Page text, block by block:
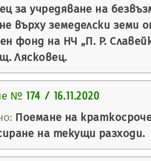
за учредяване на
върху земеделски земи
фонд на НЧ „П. Р.
Лясковец.
№ 174 / 16.11.2020
Поемане на
на текущи разходи.